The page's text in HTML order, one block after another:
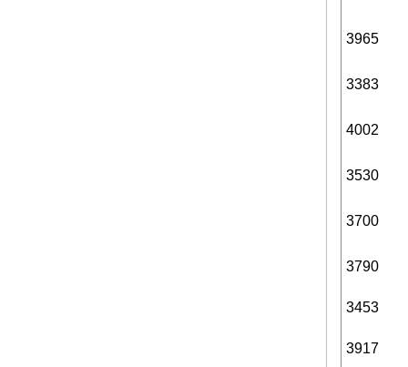
3965
3383
4002
3530
3700
3790
3453
3917